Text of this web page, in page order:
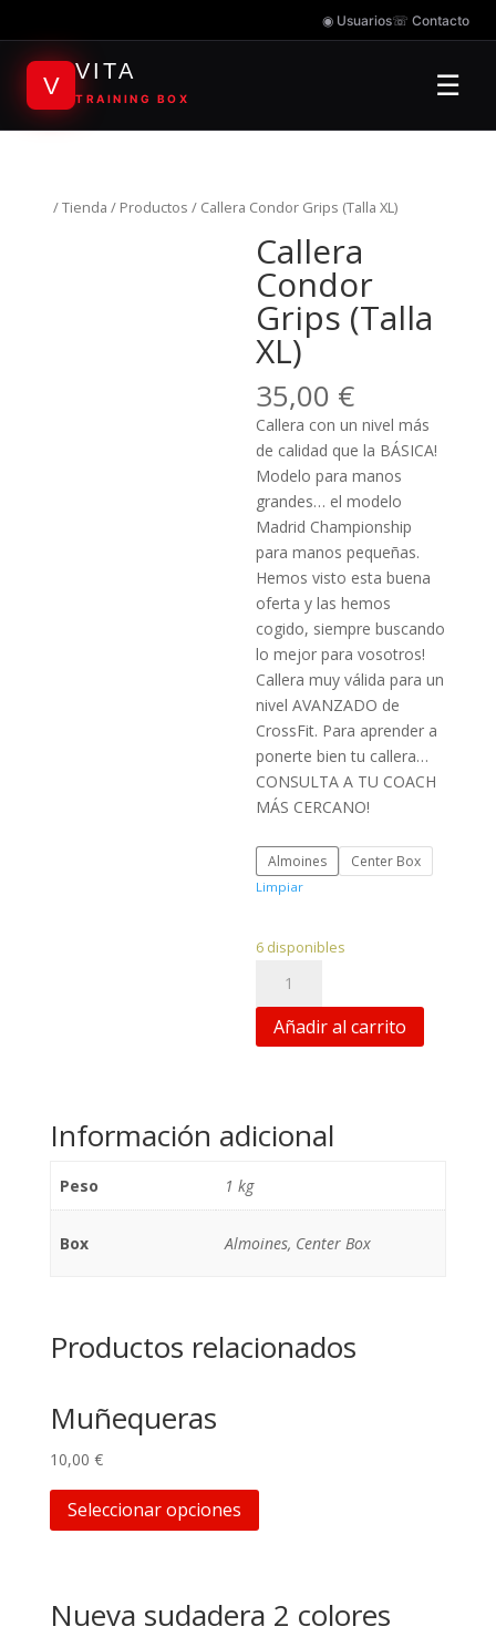
◉ Usuarios☏ Contacto
V
VITA
TRAINING BOX ☰
/Tienda / Productos / Callera Condor Grips (Talla XL)
Callera
Condor
Grips (Talla
XL)
35,00 €
Callera con un nivel más
de calidad que la BÁSICA!
Modelo para manos
grandes… el modelo
Madrid Championship
para manos pequeñas.
Hemos visto esta buena
oferta y las hemos
cogido, siempre buscando
lo mejor para vosotros!
Callera muy válida para un
nivel AVANZADO de
CrossFit. Para aprender a
ponerte bien tu callera…
CONSULTA A TU COACH
MÁS CERCANO!
Almoines Center Box
Limpiar
6 disponibles
Grips
(Talla
Añadir al carrito
Información adicional
Peso 1 kg
Box Almoines, Center Box
Productos relacionados
Muñequeras
10,00 €
Seleccionar opciones
Nueva sudadera 2 colores